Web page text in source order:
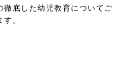
徹底した幼児教育についてご
。